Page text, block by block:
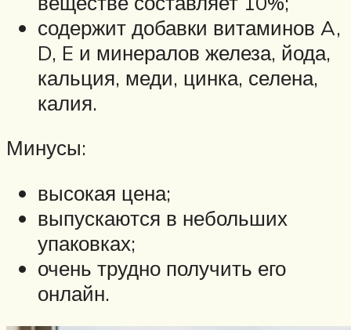
содержит добавки витаминов A,
D, E и минералов железа, йода,
кальция, меди, цинка, селена,
калия.
Минусы:
высокая цена;
выпускаются в небольших
упаковках;
очень трудно получить его
онлайн.